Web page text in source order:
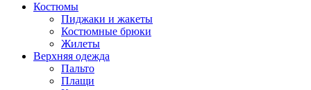
Костюмы
Пиджаки и жакеты
Костюмные брюки
Жилеты
Верхняя одежда
Пальто
Плащи